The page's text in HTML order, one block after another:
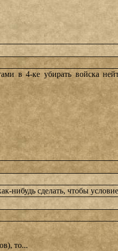
в 4-ке убирать войска
нибудь сделать, чтобы
то...